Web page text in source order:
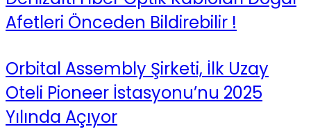
Afetleri Önceden Bildirebilir !
Orbital Assembly Şirketi, İlk Uzay
Oteli Pioneer İstasyonu’nu 2025
Yılında Açıyor